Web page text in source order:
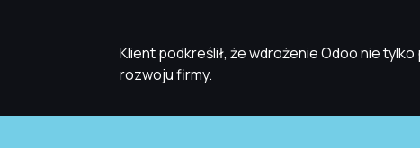
Klient podkreślił, że wdrożenie Odoo nie
rozwoju firmy.